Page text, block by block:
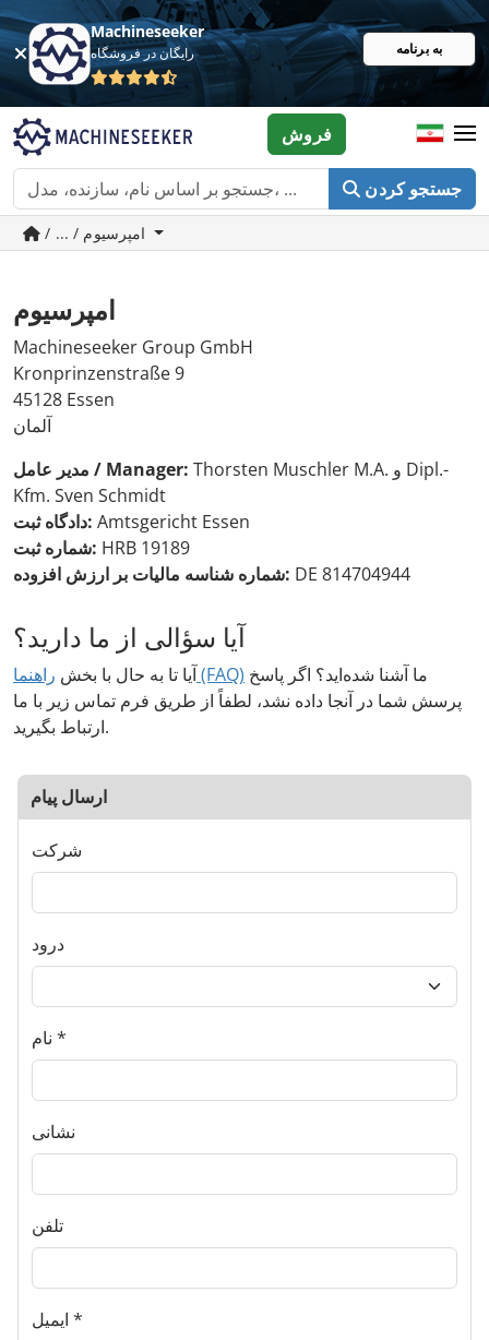
Machineseeker
رایگان در فروشگاه به برنامه
جستجو کردن
فروش
امپرسیوم
Machineseeker Group GmbH
Kronprinzenstraße 9
45128 Essen
آلمان
مدیر عامل / Manager: Thorsten Muschler M.A. و Dipl.-
Kfm. Sven Schmidt
دادگاه ثبت: Amtsgericht Essen
شماره ثبت: HRB 19189
شماره شناسه مالیات بر ارزش افزوده: DE 814704944
آیا سؤالی از ما دارید؟
آیا تا به حال با بخشراهنما (FAQ)
پرسش شما در آنجا داده نشد، لطفاً از طریق فرم تماس زیر با ما
ارتباط بگیرید.
ارسال پیام
شرکت
درود
نام
نشانی
تلفن
ایمیل